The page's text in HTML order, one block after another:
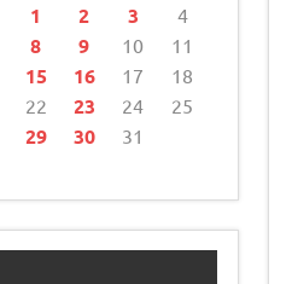
1 2 3 4
8 9 10 11
15 16 17 18
22 23 24 25
29 30
31